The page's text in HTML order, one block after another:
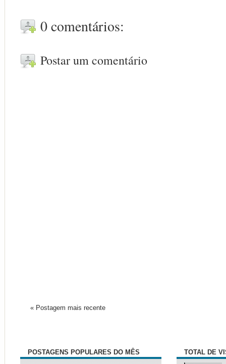
0 comentários:
Postar um comentário
« Postagem mais recente
POSTAGENS POPULARES DO MÊS TOTAL DE